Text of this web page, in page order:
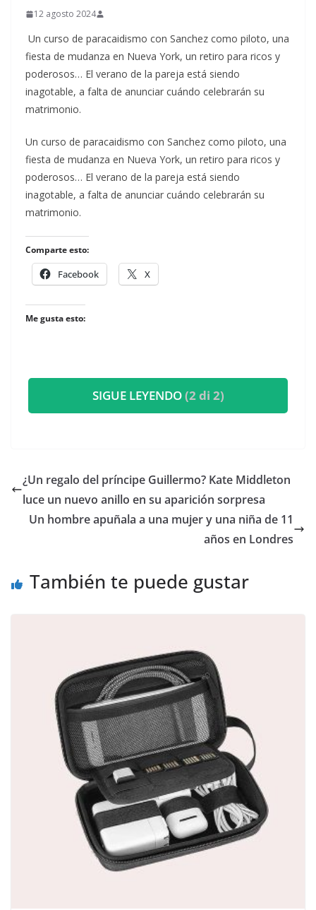
12 agosto 2024
Un curso de paracaidismo con Sanchez como piloto, una
fiesta de mudanza en Nueva York, un retiro para ricos y
poderosos… El verano de la pareja está siendo
inagotable, a falta de anunciar cuándo celebrarán su
matrimonio.
​Un curso de paracaidismo con Sanchez como piloto, una
fiesta de mudanza en Nueva York, un retiro para ricos y
poderosos… El verano de la pareja está siendo
inagotable, a falta de anunciar cuándo celebrarán su
matrimonio.
Comparte esto:
Facebook X
Me gusta esto:
SIGUE LEYENDO(2 di 2)
​¿Un regalo del príncipe Guillermo? Kate Middleton
luce un nuevo anillo en su aparición sorpresa
Un hombre apuñala a una mujer y una niña de 11
años en Londres
También te puede gustar